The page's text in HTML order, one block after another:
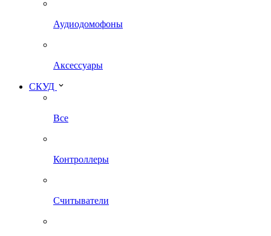
Аудиодомофоны
Аксессуары
СКУД
Все
Контроллеры
Считыватели